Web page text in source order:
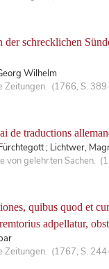
der schrecklichen
Wilhelm
Zeitungen. (1766, S.
de traductions
; Lichtwer,
von gelehrten Sachen.
quibus quod et
adpellatur,
Zeitungen. (1767, S.